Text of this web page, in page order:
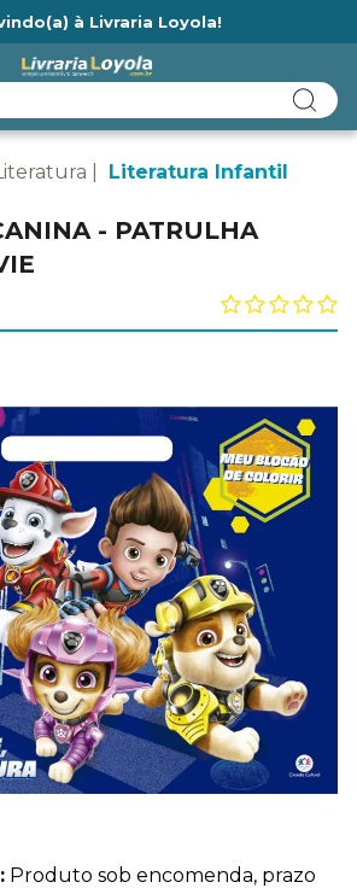
à Livraria Loyola!
Literatura Infantil
- PATRULHA
Produto sob encomenda, prazo